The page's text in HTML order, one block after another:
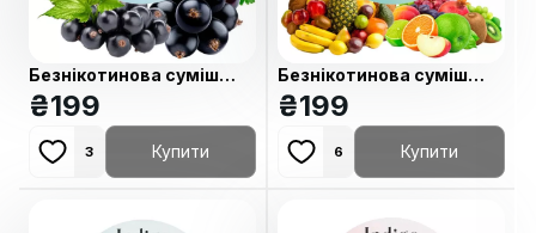
Безнікотинова суміш
Indigo Black Currant
(Смородина) 100 гр
₴199
3 Купити
Безнікотинова суміш
Indigo Tropical (Тропікал)
100 гр
₴199
6 Купити